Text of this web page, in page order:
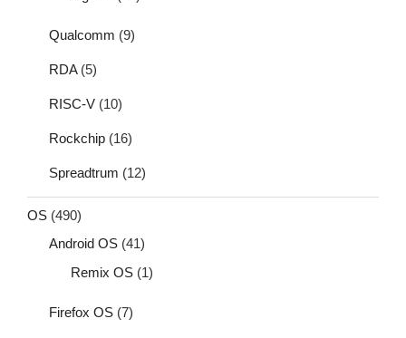
Qualcomm (9)
RDA(5)
RISC-V (10)
Rockchip (16)
Spreadtrum (12)
OS (490)
Android OS (41)
Remix OS (1)
Firefox OS (7)